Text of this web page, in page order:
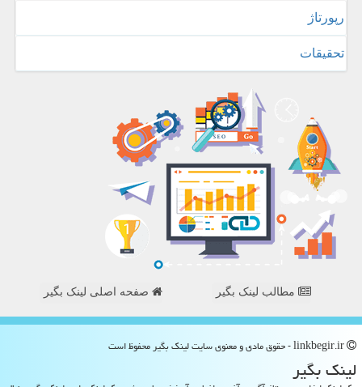
رپورتاژ
تحقیقات
مطالب لینک بگیر صفحه اصلی لینک بگیر
لینك بگیر